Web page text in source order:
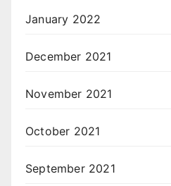
January 2022
December 2021
November 2021
October 2021
September 2021